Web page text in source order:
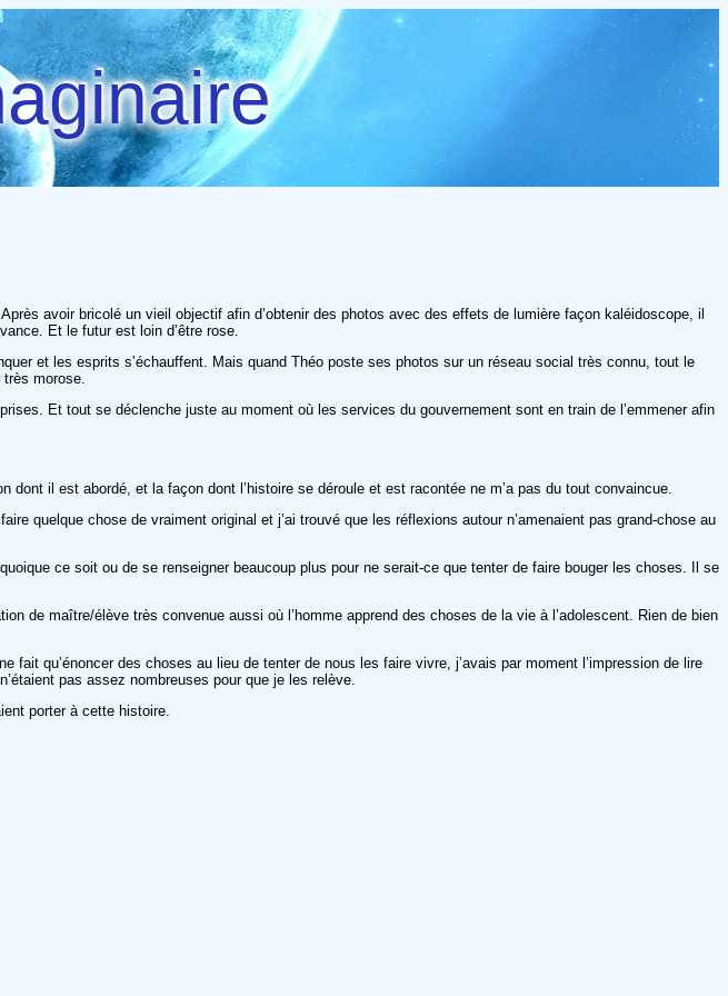
avoir bricolé un vieil objectif afin d’obtenir des photos avec des effets de lumière façon kaléidoscope, il
Et le futur est loin d’être rose.
et les esprits s’échauffent. Mais quand Théo poste ses photos sur un réseau social très connu, tout le
morose.
Et tout se déclenche juste au moment où les services du gouvernement sont en train de l’emmener afin
il est abordé, et la façon dont l’histoire se déroule et est racontée ne m’a pas du tout convaincue.
quelque chose de vraiment original et j’ai trouvé que les réflexions autour n’amenaient pas grand-chose au
ce soit ou de se renseigner beaucoup plus pour ne serait-ce que tenter de faire bouger les choses. Il se
de maître/élève très convenue aussi où l’homme apprend des choses de la vie à l’adolescent. Rien de bien
qu’énoncer des choses au lieu de tenter de nous les faire vivre, j’avais par moment l’impression de lire
pas assez nombreuses pour que je les relève.
porter à cette histoire.